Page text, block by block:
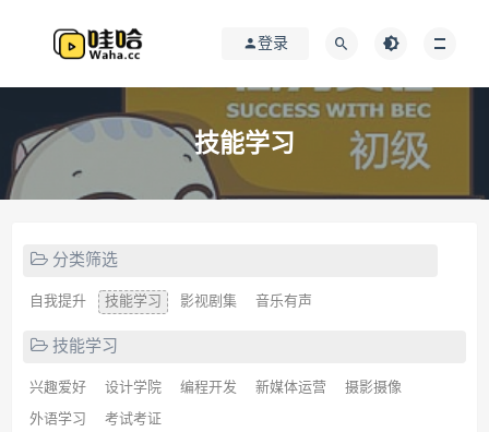
登录
技能学习
分类筛选
自我提升 技能学习 影视剧集 音乐有声
技能学习
兴趣爱好 设计学院 编程开发 新媒体运营 摄影摄像
外语学习 考试考证